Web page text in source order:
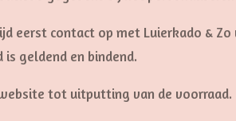
eerst contact op met Luierkado & Zo
geldend en bindend.
tot uitputting van de voorraad.